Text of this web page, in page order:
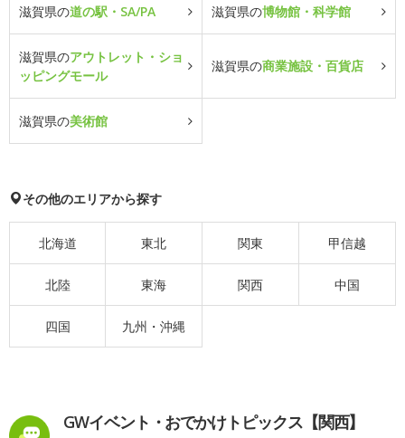
滋賀県の道の駅・SA/PA 滋賀県の博物館・科学館
滋賀県のアウトレット・ショ
ッピングモール
滋賀県の商業施設・百貨店
滋賀県の美術館
その他のエリアから探す
北海道 東北 関東 甲信越
北陸 東海 関西 中国
四国 九州・沖縄
GWイベント・おでかけトピックス【関西】